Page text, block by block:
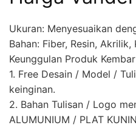
Ukuran: Menyesuaikan
Bahan: Fiber, Resin,
Keunggulan Produk
1. Free Desain / Model /
keinginan.
2. Bahan Tulisan / Logo
ALUMUNIUM / PLAT